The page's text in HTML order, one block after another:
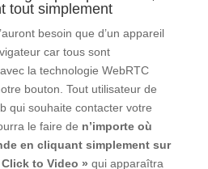
tout simplement
besoin que d’un appareil
car tous sont
la technologie WebRTC
bouton. Tout utilisateur de
qui souhaite contacter votre
le faire de n’importe où
en cliquant simplement sur
to Video » qui apparaîtra